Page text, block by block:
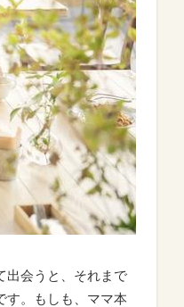
出会うと、それまで
す。もしも、ママ本